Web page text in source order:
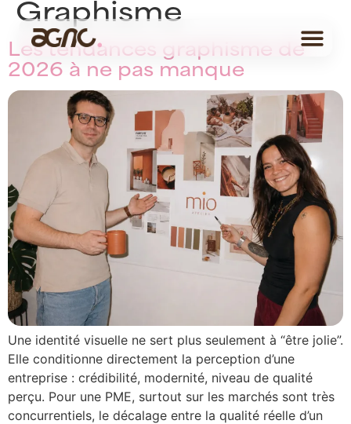
Graphisme
Les tendances graphisme de
2026 à ne pas manque
Une identité visuelle ne sert plus seulement à “être jolie”.
Elle conditionne directement la perception d’une
entreprise : crédibilité, modernité, niveau de qualité
perçu. Pour une PME, surtout sur les marchés sont très
concurrentiels, le décalage entre la qualité réelle d’un